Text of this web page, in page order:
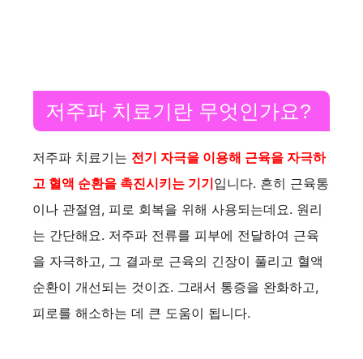
저주파 치료기란 무엇인가요?
저주파 치료기는 전기 자극을 이용해 근육을 자극하
고 혈액 순환을 촉진시키는 기기입니다. 흔히 근육통
이나 관절염, 피로 회복을 위해 사용되는데요. 원리
는 간단해요. 저주파 전류를 피부에 전달하여 근육
을 자극하고, 그 결과로 근육의 긴장이 풀리고 혈액
순환이 개선되는 것이죠. 그래서 통증을 완화하고,
피로를 해소하는 데 큰 도움이 됩니다.